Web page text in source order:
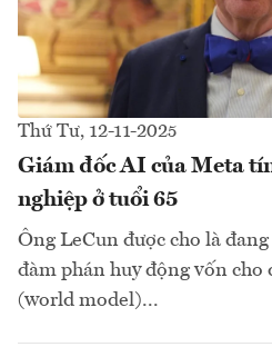
Thứ Tư, 12-11-2025
Giám đốc AI của Meta
nghiệp ở tuổi 65
Ông LeCun được cho là
đàm phán huy động vốn cho
(world model)...